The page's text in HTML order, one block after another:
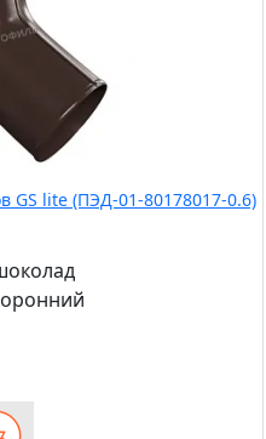
GS lite (ПЭД-01-80178017-0.6)